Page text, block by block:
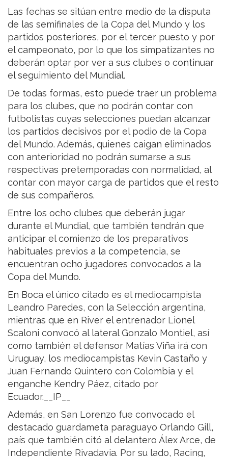
Las fechas se sitúan entre medio de la disputa
de las semifinales de la Copa del Mundo y los
partidos posteriores, por el tercer puesto y por
el campeonato, por lo que los simpatizantes no
deberán optar por ver a sus clubes o continuar
el seguimiento del Mundial.
De todas formas, esto puede traer un problema
para los clubes, que no podrán contar con
futbolistas cuyas selecciones puedan alcanzar
los partidos decisivos por el podio de la Copa
del Mundo. Además, quienes caigan eliminados
con anterioridad no podrán sumarse a sus
respectivas pretemporadas con normalidad, al
contar con mayor carga de partidos que el resto
de sus compañeros.
Entre los ocho clubes que deberán jugar
durante el Mundial, que también tendrán que
anticipar el comienzo de los preparativos
habituales previos a la competencia, se
encuentran ocho jugadores convocados a la
Copa del Mundo.
En Boca el único citado es el mediocampista
Leandro Paredes, con la Selección argentina,
mientras que en River el entrenador Lionel
Scaloni convocó al lateral Gonzalo Montiel, así
como también el defensor Matías Viña irá con
Uruguay, los mediocampistas Kevin Castaño y
Juan Fernando Quintero con Colombia y el
enganche Kendry Páez, citado por
Ecuador.__IP__
Además, en San Lorenzo fue convocado el
destacado guardameta paraguayo Orlando Gill,
país que también citó al delantero Álex Arce, de
Independiente Rivadavia. Por su lado, Racing,